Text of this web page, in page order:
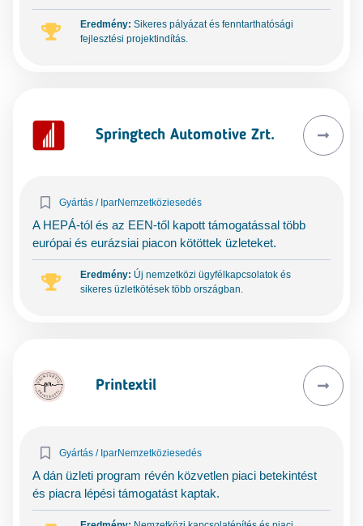
Eredmény: Sikeres pályázat és fenntarthatósági
fejlesztési projektindítás.
Springtech Automotive Zrt.
Gyártás / IparNemzetköziesedés
A HEPÁ-tól és az EEN-től kapott támogatással több
európai és eurázsiai piacon kötöttek üzleteket.
Eredmény: Új nemzetközi ügyfélkapcsolatok és
sikeres üzletkötések több országban.
Printextil
Gyártás / IparNemzetköziesedés
A dán üzleti program révén közvetlen piaci betekintést
és piacra lépési támogatást kaptak.